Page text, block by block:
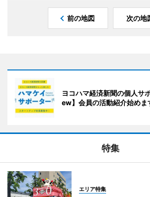
前の地図 次の地
ヨコハマ経済新聞の個人
ew】会員の活動紹介始めま
特集
エリア特集